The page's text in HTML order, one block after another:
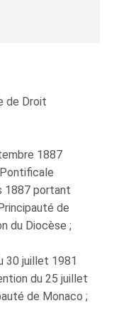
de Droit
1887
1887 portant
de
du Diocèse ;
30 juillet 1981
du 25 juillet
de Monaco ;